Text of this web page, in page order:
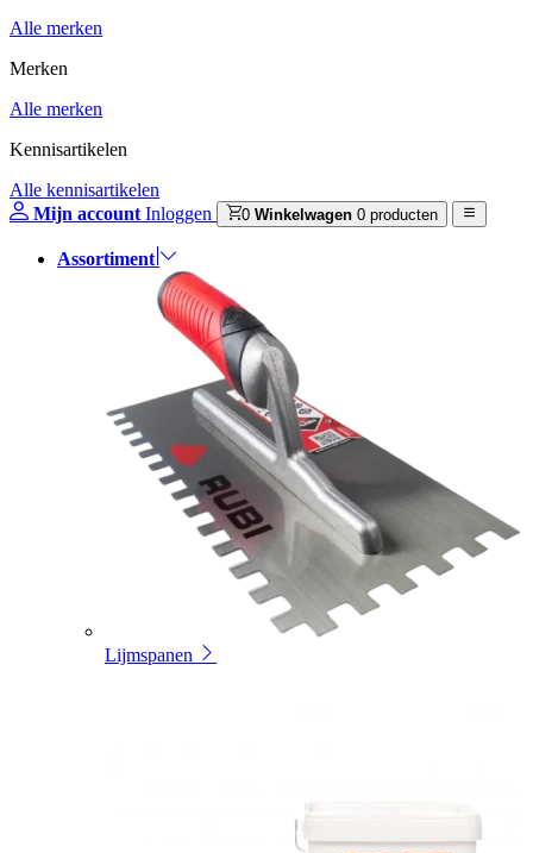
Alle merken
Merken
Alle merken
Kennisartikelen
Alle kennisartikelen
Mijn account Inloggen 0 Winkelwagen 0 producten
Assortiment
Lijmspanen